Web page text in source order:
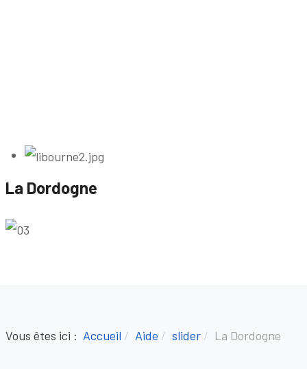
La Dordogne
Vous êtes ici : Accueil Aide slider La Dordogne